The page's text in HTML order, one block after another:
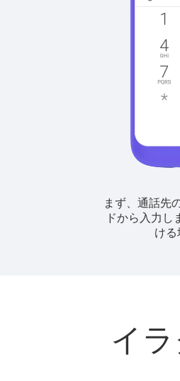
まず、通話先
ドから入力し
ける
イ